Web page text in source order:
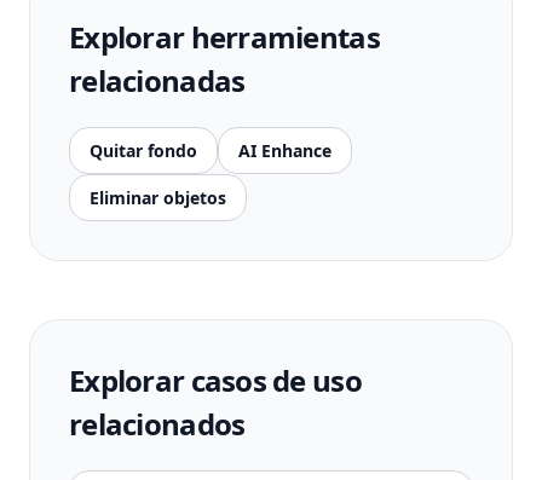
Explorar herramientas
relacionadas
Quitar fondo AI Enhance
Eliminar objetos
Explorar casos de uso
relacionados